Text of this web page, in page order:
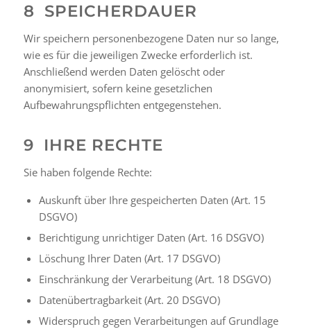
8 SPEICHERDAUER
Wir speichern personenbezogene Daten nur so lange,
wie es für die jeweiligen Zwecke erforderlich ist.
Anschließend werden Daten gelöscht oder
anonymisiert, sofern keine gesetzlichen
Aufbewahrungspflichten entgegenstehen.
9 IHRE RECHTE
Sie haben folgende Rechte:
Auskunft über Ihre gespeicherten Daten (Art. 15
DSGVO)
Berichtigung unrichtiger Daten (Art. 16 DSGVO)
Löschung Ihrer Daten (Art. 17 DSGVO)
Einschränkung der Verarbeitung (Art. 18 DSGVO)
Datenübertragbarkeit (Art. 20 DSGVO)
Widerspruch gegen Verarbeitungen auf Grundlage